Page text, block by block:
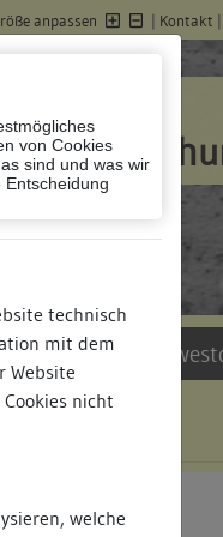
von Cookies
sind und was wir
technisch
mit dem
Website
nicht
welche
anpassen | Kontakt |